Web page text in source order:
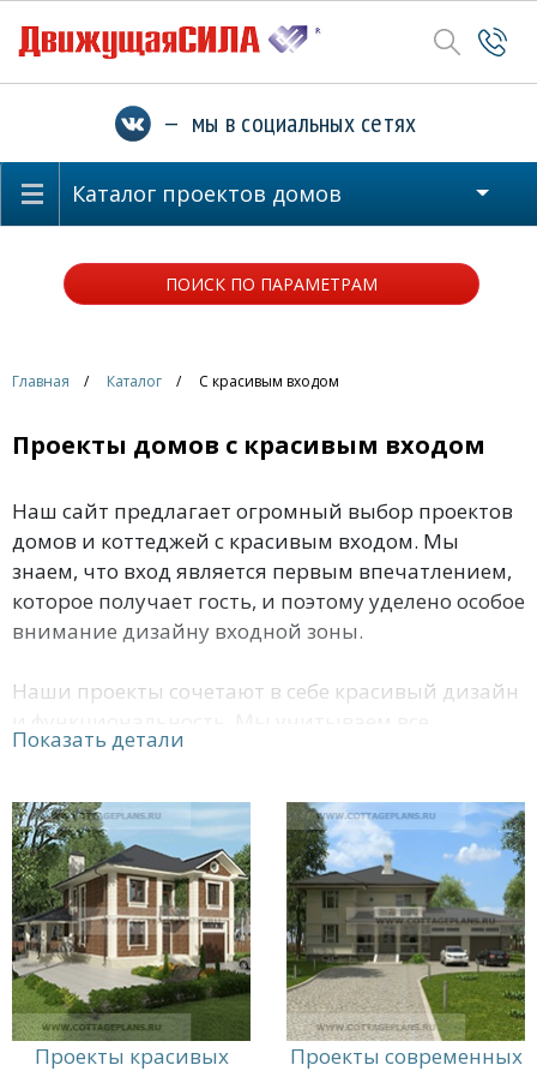
— мы в социальных сетях
Каталог проектов домов
ПОИСК ПО ПАРАМЕТРАМ
Главная Каталог С красивым входом
Проекты домов с красивым входом
Наш сайт предлагает огромный выбор проектов
домов и коттеджей с красивым входом. Мы
знаем, что вход является первым впечатлением,
которое получает гость, и поэтому уделено особое
внимание дизайну входной зоны.
Наши проекты сочетают в себе красивый дизайн
пожелания наших клиентов, чтобы создать
Наш сайт по проектам домов и коттеджей - ваш
надежный партнер в создании идеального
жилья.
Показать детали
Проекты красивых
Проекты современных